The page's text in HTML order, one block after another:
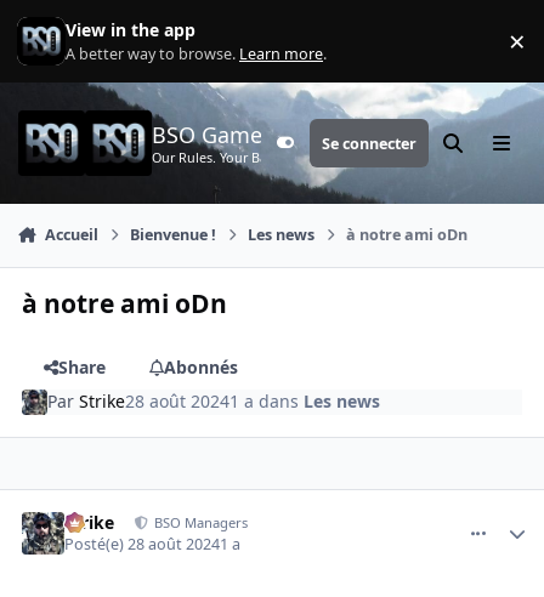
Aller au contenu
View in the app
A better way to browse. Learn more. ×
BSO Games
Our Rules. Your Battle.Customizer
Se connecter Rechercher
Menu
Accueil Bienvenue ! Les news à notre ami oDn
à notre ami oDn
Share
Abonnés
ParStrike28 août 20241 a dans Les news
Strike BSO Managers
Posté(e)28 août 20241 a